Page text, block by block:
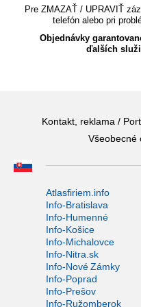
Pre ZMAZAŤ / UPRAVIŤ
telefón alebo pri
Objednávky
ďalších
Kontakt, reklama /
Všeobecné
Atlasfiriem.info
Info-Bratislava
Info-Humenné
Info-Košice
Info-Michalovce
Info-Nitra.sk
Info-Nové Zámky
Info-Poprad
Info-Prešov
Info-Ružomberok